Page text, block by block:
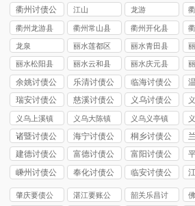
司
讨债公司
讨债公司
衢州讨债公
司
江山 龙游
衢州龙游县
讨债公司
衢州常山县
讨债公司
衢州开化县
讨债公司
龙泉
丽水莲都区
讨债公司
丽水青田县
讨债公司
丽水松阳县
讨债公司
丽水云和县
讨债公司
丽水庆元县
讨债公司
余姚讨债公
司
乐清讨债公
司
临海讨债公
司
瑞安讨债公
司
慈溪讨债公
司
义乌讨债公
司
义乌上溪镇
讨债公司
义乌大陈镇
讨债公司
义乌义亭镇
讨债公司
诸暨讨债公
司
海宁讨债公
司
桐乡讨债公
司
建德讨债公
司
富德讨债公
司
富阳讨债公
司
嵊州讨债公
司
奉化讨债公
司
临安讨债公
司
肇庆要债公
湛江要账公
韶关乐昌讨